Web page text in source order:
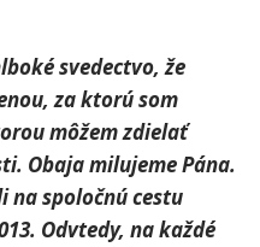
svedectvo, že
za ktorú som
môžem zdielať
Obaja milujeme Pána.
na spoločnú cestu
Odvtedy, na každé